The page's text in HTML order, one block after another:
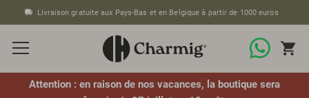
Livraison gratuite aux Pays-Bas et en Belgique à partir de 1000 euros
Attention : en raison de nos vacances, la boutique sera